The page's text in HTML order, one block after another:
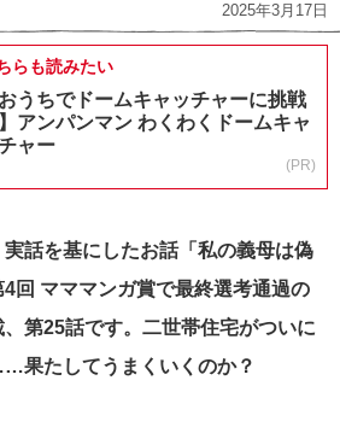
2025年3月17日
らも読みたい
おうちでドームキャッチャーに挑戦
アンパンマン わくわくドームキャ
ャー
(PR)
話を基にしたお話「私の義母は偽
4回 マママンガ賞で最終選考通過の
第25話です。二世帯住宅がついに
果たしてうまくいくのか？